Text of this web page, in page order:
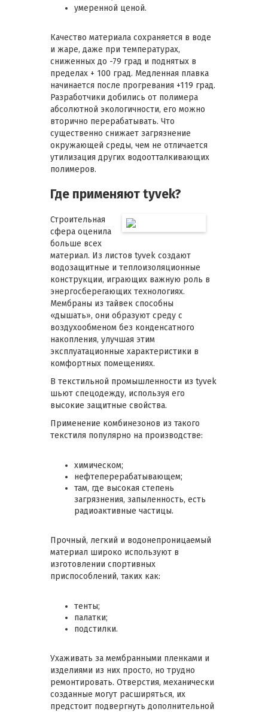
умеренной ценой.
Качество материала сохраняется в воде
и жаре, даже при температурах,
сниженных до -79 град и поднятых в
пределах + 100 град. Медленная плавка
начинается после прогревания +119 град.
Разработчики добились от полимера
абсолютной экологичности, его можно
вторично перерабатывать. Что
существенно снижает загрязнение
окружающей среды, чем не отличается
утилизация других водоотталкивающих
полимеров.
Где применяют tyvek?
Строительная
сфера оценила
больше всех
материал. Из листов tyvek создают
водозащитные и теплоизоляционные
конструкции, играющих важную роль в
энергосберегающих технологиях.
Мембраны из тайвек способны
«дышать», они образуют среду с
воздухообменом без конденсатного
накопления, улучшая этим
эксплуатационные характеристики в
комфортных помещениях.
В текстильной промышленности из tyvek
шьют спецодежду, используя его
высокие защитные свойства.
Применение комбинезонов из такого
текстиля популярно на производстве:
химическом;
нефтеперерабатывающем;
там, где высокая степень
загрязнения, запыленность, есть
радиоактивные частицы.
Прочный, легкий и водонепроницаемый
материал широко используют в
изготовлении спортивных
приспособлений, таких как:
тенты;
палатки;
подстилки.
Ухаживать за мембранными пленками и
изделиями из них просто, но трудно
ремонтировать. Отверстия, механически
созданные могут расширяться, их
предстоит подвергнуть дополнительной